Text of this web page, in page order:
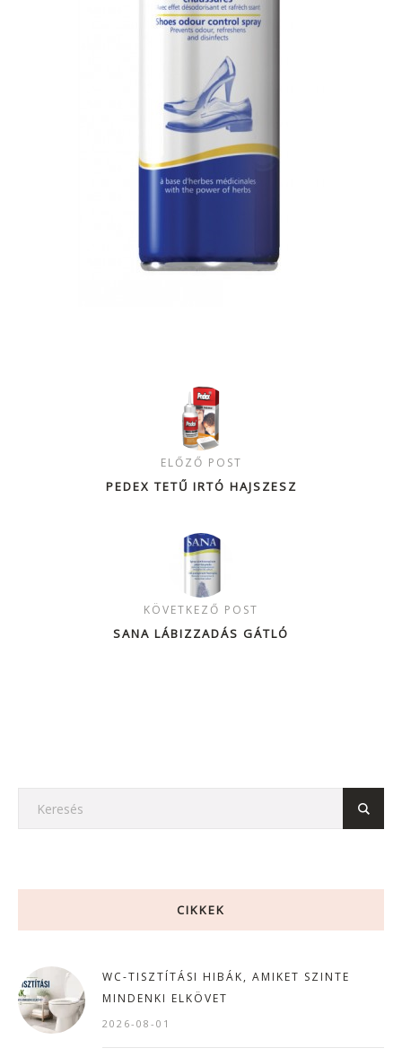
ELŐZŐ POST
PEDEX TETŰ IRTÓ HAJSZESZ
KÖVETKEZŐ POST
SANA LÁBIZZADÁS GÁTLÓ
CIKKEK
WC-TISZTÍTÁSI HIBÁK, AMIKET SZINTE
MINDENKI ELKÖVET
2026-08-01